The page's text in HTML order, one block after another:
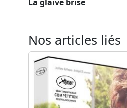
La glaive brisé
Nos articles liés